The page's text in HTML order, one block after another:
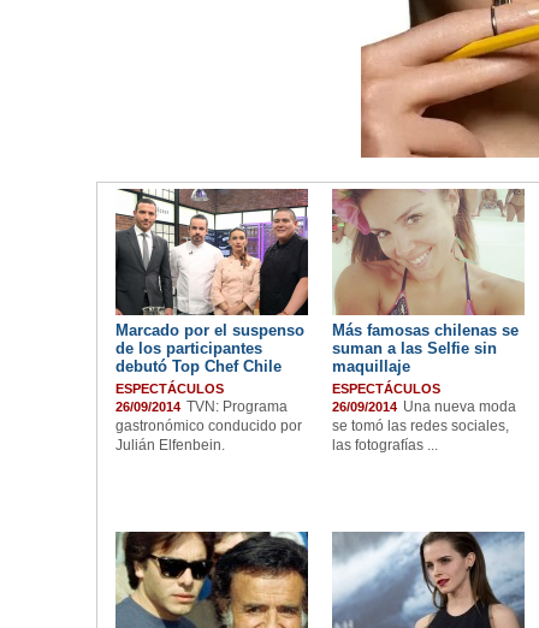
Marcado por el suspenso
de los participantes
debutó Top Chef Chile
ESPECTÁCULOS
26/09/2014 TVN: Programa
gastronómico conducido por
Julián Elfenbein.
Más famosas chilenas se
suman a las Selfie sin
maquillaje
ESPECTÁCULOS
26/09/2014 Una nueva moda
se tomó las redes sociales,
las fotografías ...